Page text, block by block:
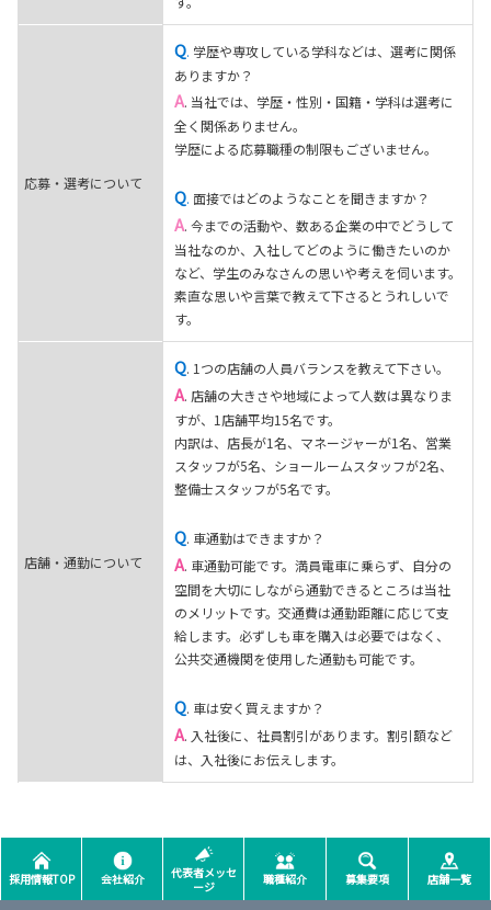
応募・選考について
Q. 学歴や専攻している学科などは、選考に関係
ありますか？
A. 当社では、学歴・性別・国籍・学科は選考に
全く関係ありません。
学歴による応募職種の制限もございません。
Q. 面接ではどのようなことを聞きますか？
A. 今までの活動や、数ある企業の中でどうして
当社なのか、入社してどのように働きたいのか
など、学生のみなさんの思いや考えを伺います。
素直な思いや言葉で教えて下さるとうれしいで
す。
店舗・通勤について
Q. 1つの店舗の人員バランスを教えて下さい。
A. 店舗の大きさや地域によって人数は異なりま
すが、1店舗平均15名です。
内訳は、店長が1名、マネージャーが1名、営業
スタッフが5名、ショールームスタッフが2名、
整備士スタッフが5名です。
Q. 車通勤はできますか？
A. 車通勤可能です。満員電車に乗らず、自分の
空間を大切にしながら通勤できるところは当社
のメリットです。交通費は通勤距離に応じて支
給します。必ずしも車を購入は必要ではなく、
公共交通機関を使用した通勤も可能です。
Q. 車は安く買えますか？
A. 入社後に、社員割引があります。割引額など
は、入社後にお伝えします。
採用情報TOP 会社紹介
代表者メッセ
ージ
職種紹介 募集要項 店舗一覧